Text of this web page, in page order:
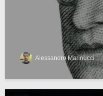
Alessandro Marinucci